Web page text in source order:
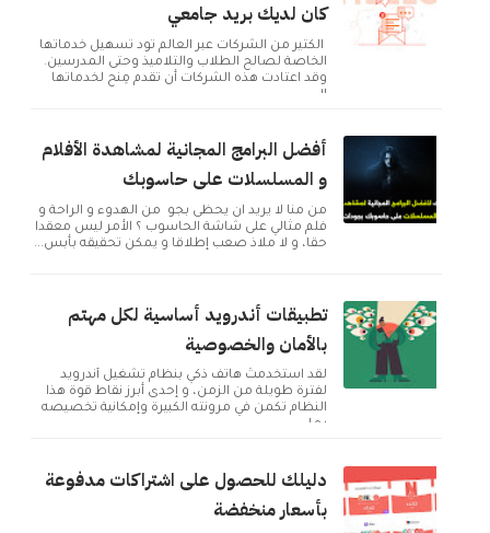
كان لديك بريد جامعي
الكثير من الشركات عبر العالم تود تسهيل خدماتها
الخاصة لصالح الطلاب والتلاميذ وحتى المدرسين.
وقد اعتادت هذه الشركات أن تقدم مِنح لخدماتها
ال...
أفضل البرامج المجانية لمشاهدة الأفلام
و المسلسلات على حاسوبك
من منا لا يريد ان يحظى بجو من الهدوء و الراحة و
فلم مثالي على شاشة الحاسوب ؟ الأمر ليس معقدا
حقا، و لا ملاذ صعب إطلاقا و يمكن تحقيقه بأبس...
تطبيقات أندرويد أساسية لكل مهتم
بالأمان والخصوصية
لقد استخدمتُ هاتف ذكي بنظام تشغيل أندرويد
لفترة طويلة من الزمن، و إحدى أبرز نقاط قوة هذا
النظام تكمن في مرونته الكبيرة وإمكانية تخصيصه
بما ...
دليلك للحصول على اشتراكات مدفوعة
بأسعار منخفضة